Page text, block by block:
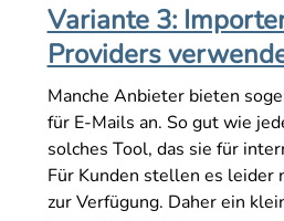
Variante 3:
Providers
Manche Anbieter bieten
für E-Mails an. So gut wie
solches Tool, das sie für
Für Kunden stellen es leider
zur Verfügung. Daher ein